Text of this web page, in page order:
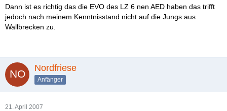
Dann ist es richtig das die EVO des LZ 6 nen AED haben das trifft
jedoch nach meinem Kenntnisstand nicht auf die Jungs aus
Wallbrecken zu.
Nordfriese
Anfänger
21. April 2007